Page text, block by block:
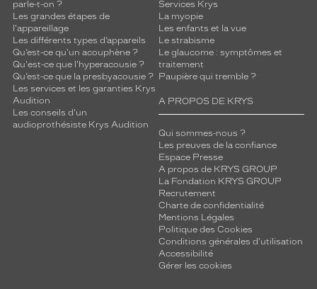
parle-t-on ?
Les grandes étapes de
l'appareillage
Les différents types d’appareils
Qu’est-ce qu'un acouphène ?
Qu'est-ce que l'hyperacousie ?
Qu’est-ce que la presbyacousie ?
Les services et les garanties Krys
Audition
Les conseils d'un
audioprothésiste Krys Audition
Services Krys
La myopie
Les enfants et la vue
Le strabisme
Le glaucome : symptômes et
traitement
Paupière qui tremble ?
A PROPOS DE KRYS
Qui sommes-nous ?
Les preuves de la confiance
Espace Presse
A propos de KRYS GROUP
La Fondation KRYS GROUP
Recrutement
Charte de confidentialité
Mentions Légales
Politique des Cookies
Conditions générales d'utilisation
Accessibilité
Gérer les cookies